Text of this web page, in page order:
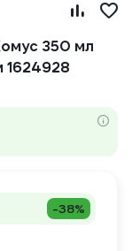
350 мл
1624928
-38%